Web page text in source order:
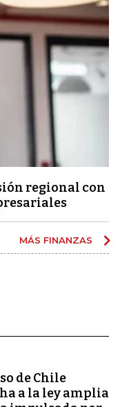
regional con
MÁS FINANZAS
de Chile
a la ley amplia